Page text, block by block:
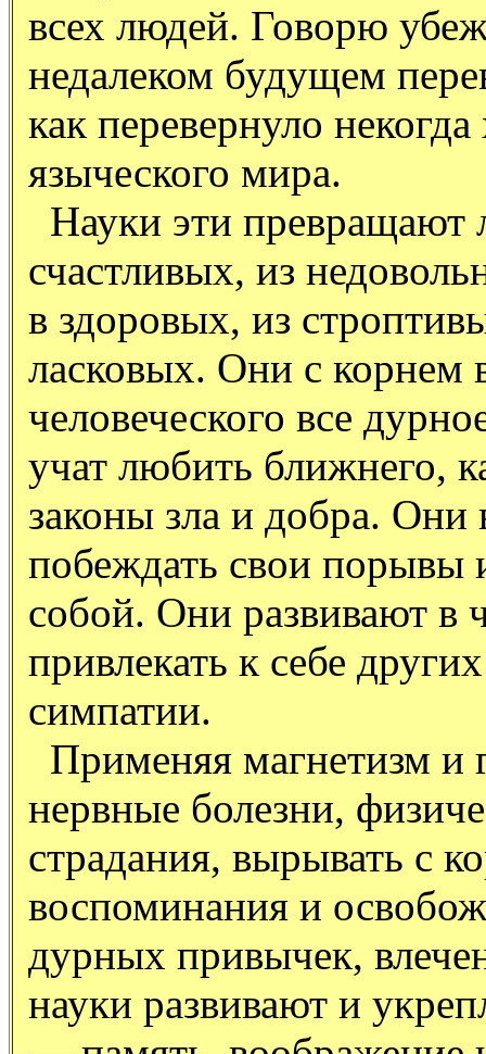
всех людей. Говорю
недалеком будущем
как перевернуло
языческого мира.
Науки эти превращают
счастливых, из
в здоровых, из
ласковых. Они с корнем
человеческого все
учат любить ближнего,
законы зла и добра. Они
побеждать свои порывы
собой. Они развивают в
привлекать к себе
симпатии.
Применяя магнетизм и
нервные болезни,
страдания, вырывать с
воспоминания и
дурных привычек,
науки развивают и